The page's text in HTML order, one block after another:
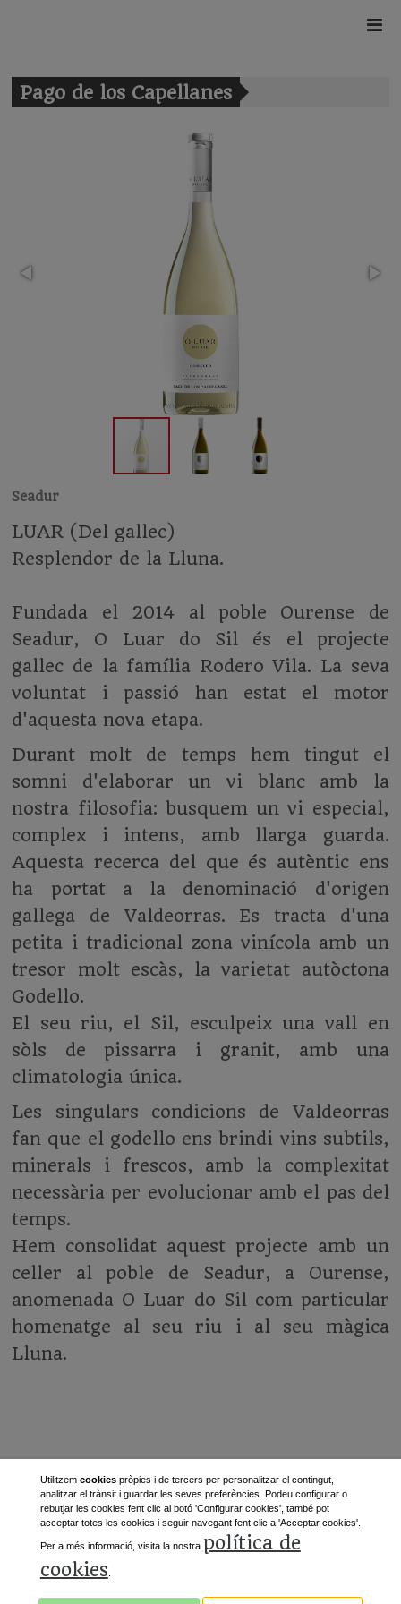
Pago de los Capellanes
Seadur
LUAR (Del gallec)
Resplendor de la Lluna.
Fundada el 2014 al poble Ourense de
Seadur, O Luar do Sil és el projecte
gallec de la família Rodero Vila. La seva
voluntat i passió han estat el motor
d'aquesta nova etapa.
Durant molt de temps hem tingut el
somni d'elaborar un vi blanc amb la
nostra filosofia: busquem un vi especial,
complex i intens, amb llarga guarda.
Aquesta recerca del que és autèntic ens
ha portat a la denominació d'origen
gallega de Valdeorras. Es tracta d'una
petita i tradicional zona vinícola amb un
tresor molt escàs, la varietat autòctona
Godello.
El seu riu, el Sil, esculpeix una vall en
sòls de pissarra i granit, amb una
climatologia única.
Les singulars condicions de Valdeorras
fan que el godello ens brindi vins subtils,
minerals i frescos, amb la complexitat
necessària per evolucionar amb el pas del
temps.
Hem consolidat aquest projecte amb un
celler al poble de Seadur, a Ourense,
anomenada O Luar do Sil com particular
homenatge al seu riu i al seu màgica
Lluna.
Següent
Utilitzem cookiespròpies i de tercers per personalitzar el contingut,
analitzar el trànsit i guardar les seves preferències. Podeu configurar o
rebutjar les cookies fent clic al botó 'Configurar cookies', també pot
acceptar totes les cookies i seguir navegant fent clic a 'Acceptar cookies'.
Per a més informació, visita la nostra política de
cookies